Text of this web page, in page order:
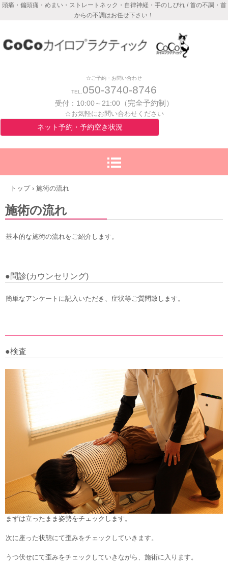
頭痛・偏頭痛・めまい・ストレートネック・自律神経・手のしびれ / 首の不調・首
からの不調はお任せ下さい！
☆ご予約・お問い合わせ
TEL. 050-3740-8746
受付： 10:00～21:00 （完全予約制）
☆お気軽にお問い合わせください
ネット予約・予約空き状況
トップ › 施術の流れ
施術の流れ
基本的な施術の流れをご紹介します。
●問診(カウンセリング)
簡単なアンケートに記入いただき、症状等ご質問致します。
●検査
まずは立ったまま姿勢をチェックします。
次に座った状態にて歪みをチェックしていきます。
うつ伏せにて歪みをチェックしていきながら、施術に入ります。